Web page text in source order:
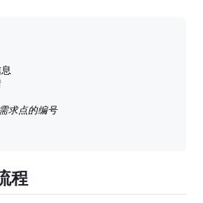
息
求点的编号
程